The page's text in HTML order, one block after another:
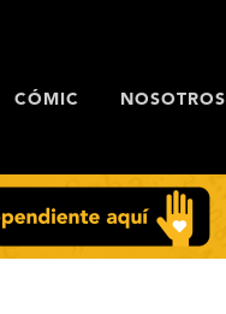
CÓMIC NOSOTROS